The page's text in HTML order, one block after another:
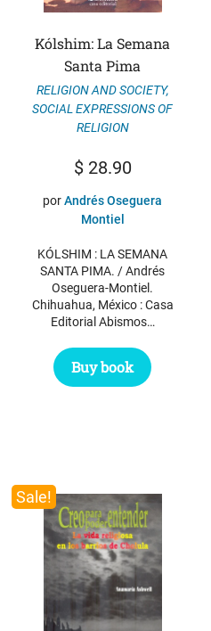
Kólshim: La Semana
Santa Pima
RELIGION AND SOCIETY,
SOCIAL EXPRESSIONS OF
RELIGION
$28.90
porAndrés Oseguera
Montiel
KÓLSHIM : LA SEMANA
SANTA PIMA. / Andrés
Oseguera-Montiel.
Chihuahua, México : Casa
Editorial Abismos…
Buy book
Sale!